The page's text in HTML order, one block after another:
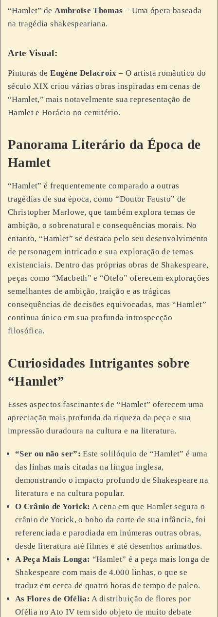
“Hamlet” deAmbroise Thomas – Uma ópera baseada
na tragédia shakespeariana.
Arte Visual:
Pinturas deEugène Delacroix – O artista romântico do
século XIX criou várias obras inspiradas em cenas de
“Hamlet,” mais notavelmente sua representação de
Hamlet e Horácio no cemitério.
Panorama Literário da Época de
Hamlet
“Hamlet” é frequentemente comparado a outras
tragédias de sua época, como “Doutor Fausto” de
Christopher Marlowe, que também explora temas de
ambição, o sobrenatural e consequências morais. No
entanto, “Hamlet” se destaca pelo seu desenvolvimento
de personagem intricado e sua exploração de temas
existenciais. Dentro das próprias obras de Shakespeare,
peças como “Macbeth” e “Otelo” oferecem explorações
semelhantes de ambição, traição e as trágicas
consequências de decisões equivocadas, mas “Hamlet”
continua único em sua profunda introspecção
filosófica.
Curiosidades Intrigantes sobre
“Hamlet”
Esses aspectos fascinantes de “Hamlet” oferecem uma
apreciação mais profunda da riqueza da peça e sua
impressão duradoura na cultura e na literatura.
“Ser ou não ser”: Este solilóquio de “Hamlet” é uma
das linhas mais citadas na língua inglesa,
demonstrando o impacto profundo de Shakespeare na
literatura e na cultura popular.
O Crânio de Yorick: A cena em que Hamlet segura o
crânio de Yorick, o bobo da corte de sua infância, foi
referenciada e parodiada em inúmeras outras obras,
desde literatura até filmes e até desenhos animados.
A Peça Mais Longa: “Hamlet” é a peça mais longa de
Shakespeare com mais de 4.000 linhas, o que se
traduz em cerca de quatro horas de tempo de palco.
As Flores de Ofélia: A distribuição de flores por
Ofélia no Ato IV tem sido objeto de muito debate